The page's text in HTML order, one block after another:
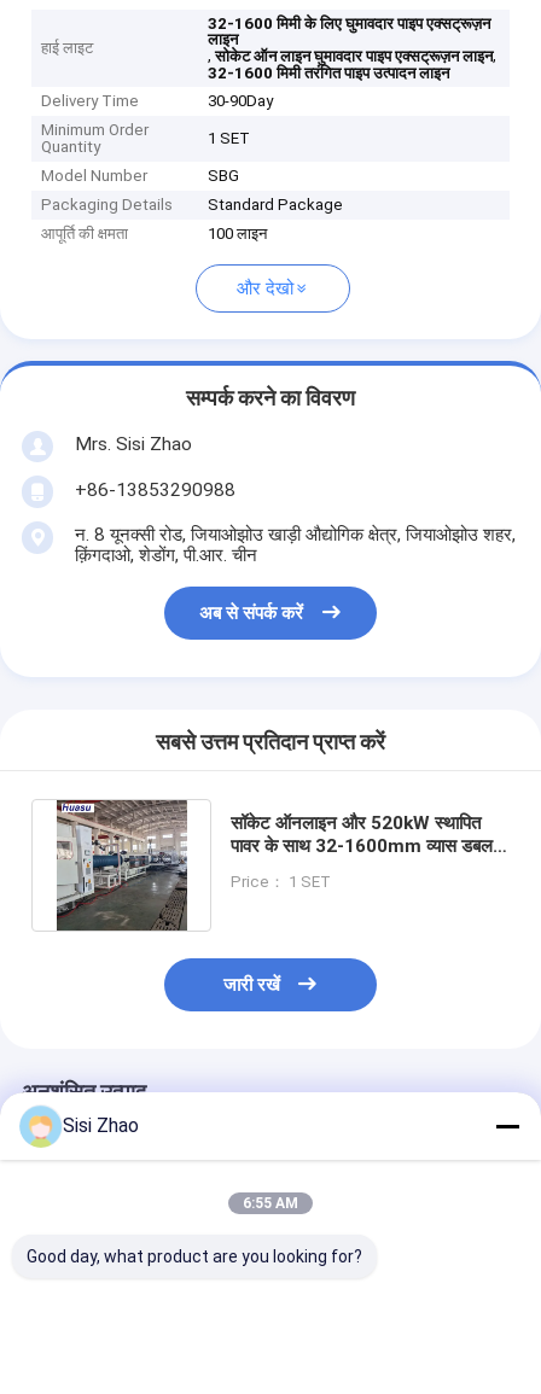
हाई लाइट
32-1600 मिमी के लिए घुमावदार पाइप एक्सट्रूज़न
लाइन
,सोकेट ऑन लाइन घुमावदार पाइप एक्सट्रूज़न लाइन,
32-1600 मिमी तरंगित पाइप उत्पादन लाइन
Delivery Time
30-90Day
Minimum Order
Quantity
1 SET
Model Number
SBG
Packaging Details
Standard Package
आपूर्ति की क्षमता
100 लाइन
और देखो
सम्पर्क करने का विवरण
Mrs. Sisi Zhao
+86-13853290988
न. 8 यूनक्सी रोड, जियाओझोउ खाड़ी औद्योगिक क्षेत्र, जियाओझोउ शहर,
क़िंगदाओ, शेडोंग, पी.आर. चीन
अब से संपर्क करें
सबसे उत्तम प्रतिदान प्राप्त करें
सॉकेट ऑनलाइन और 520kW स्थापित
पावर के साथ 32-1600mm व्यास डबल
Price： 1 SET
जारी रखें
अनुशंसित उत्पाद
Sisi Zhao
6:55 AM
Good day, what product are you looking for?